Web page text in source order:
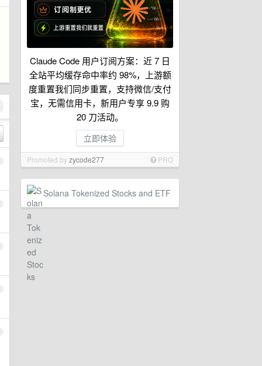
Claude Code 用户订阅方案：近 7 日
全站平均缓存命中率约 98%，上游额
度重置我们同步重置，支持微信/支付
宝，无需信用卡，新用户专享 9.9 购
20 刀活动。
立即体验
Promoted byzycode277 PRO
Solana Tokenized Stocks and ETF